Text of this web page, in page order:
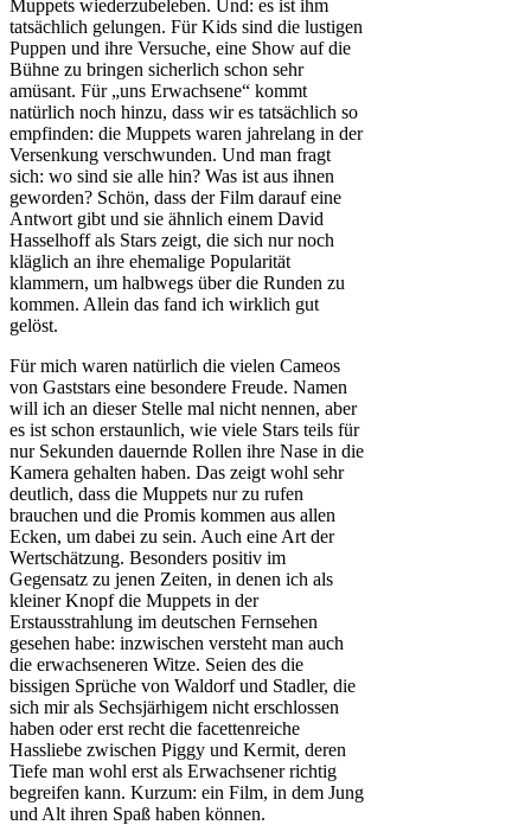
Muppets wiederzubeleben. Und: es ist ihm
tatsächlich gelungen. Für Kids sind die lustigen
Puppen und ihre Versuche, eine Show auf die
Bühne zu bringen sicherlich schon sehr
amüsant. Für „uns Erwachsene“ kommt
natürlich noch hinzu, dass wir es tatsächlich so
empfinden: die Muppets waren jahrelang in der
Versenkung verschwunden. Und man fragt
sich: wo sind sie alle hin? Was ist aus ihnen
geworden? Schön, dass der Film darauf eine
Antwort gibt und sie ähnlich einem David
Hasselhoff als Stars zeigt, die sich nur noch
kläglich an ihre ehemalige Popularität
klammern, um halbwegs über die Runden zu
kommen. Allein das fand ich wirklich gut
gelöst.
Für mich waren natürlich die vielen Cameos
von Gaststars eine besondere Freude. Namen
will ich an dieser Stelle mal nicht nennen, aber
es ist schon erstaunlich, wie viele Stars teils für
nur Sekunden dauernde Rollen ihre Nase in die
Kamera gehalten haben. Das zeigt wohl sehr
deutlich, dass die Muppets nur zu rufen
brauchen und die Promis kommen aus allen
Ecken, um dabei zu sein. Auch eine Art der
Wertschätzung. Besonders positiv im
Gegensatz zu jenen Zeiten, in denen ich als
kleiner Knopf die Muppets in der
Erstausstrahlung im deutschen Fernsehen
gesehen habe: inzwischen versteht man auch
die erwachseneren Witze. Seien des die
bissigen Sprüche von Waldorf und Stadler, die
sich mir als Sechsjärhigem nicht erschlossen
haben oder erst recht die facettenreiche
Hassliebe zwischen Piggy und Kermit, deren
Tiefe man wohl erst als Erwachsener richtig
begreifen kann. Kurzum: ein Film, in dem Jung
und Alt ihren Spaß haben können.